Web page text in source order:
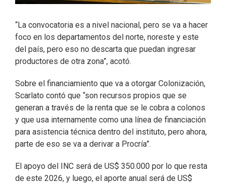
“La convocatoria es a nivel nacional, pero se va a hacer
foco en los departamentos del norte, noreste y este
del país, pero eso no descarta que puedan ingresar
productores de otra zona”, acotó.
Sobre el financiamiento que va a otorgar Colonización,
Scarlato contó que “son recursos propios que se
generan a través de la renta que se le cobra a colonos
y que usa internamente como una línea de financiación
para asistencia técnica dentro del instituto, pero ahora,
parte de eso se va a derivar a Procría”.
El apoyo del INC será de US$ 350.000 por lo que resta
de este 2026, y luego, el aporte anual será de US$